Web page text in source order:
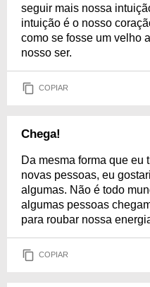
seguir mais nossa
intuição é o nosso
como se fosse um velho
nosso ser.
COPIAR
Chega!
Da mesma forma que eu
novas pessoas, eu
algumas. Não é todo
algumas pessoas
para roubar nossa
COPIAR